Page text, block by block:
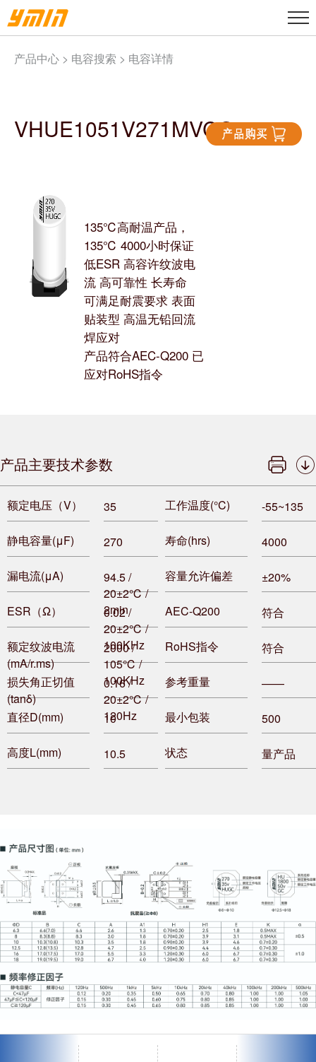
产品中心 > 电容搜索 > 电容详情
VHUE1051V271MVCG
135℃高耐温产品，
135℃ 4000小时保证
低ESR 高容许纹波电
流 高可靠性 长寿命
可满足耐震要求 表面
贴装型 高温无铅回流
焊应对
产品符合AEC-Q200 已
应对RoHS指令
产品主要技术参数
额定电压（V） 35 工作温度(°C) -55~135
静电容量(μF) 270 寿命(hrs) 4000
漏电流(μA)
94.5 /
20±2℃ /
2min
容量允许偏差 ±20%
ESR（Ω）
0.02 /
20±2℃ /
100KHz
AEC-Q200 符合
额定纹波电流
(mA/r.ms)
2000 /
105℃ /
100KHz
RoHS指令 符合
损失角正切值
(tanδ)
0.16 /
20±2℃ /
120Hz
参考重量 ——
直径D(mm) 10 最小包装 500
高度L(mm) 10.5 状态 量产品